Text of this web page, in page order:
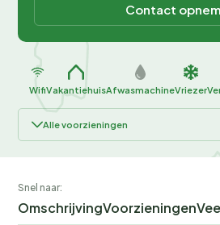
Contact
WifiVakantiehuisAfwasmachineVriezer
Alle voorzieningen
Snel naar:
OmschrijvingVoorzieningen